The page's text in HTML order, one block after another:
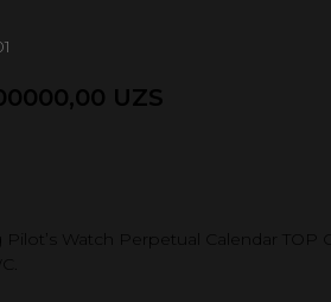
UZS
Pilot’s Watch Perpetual Calendar